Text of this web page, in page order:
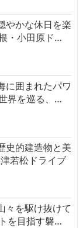
やかな休日を楽
・小田原ド…
に囲まれたパワ
界を巡る、…
史的建造物と美
若松ドライブ
々を駆け抜けて
を目指す磐…